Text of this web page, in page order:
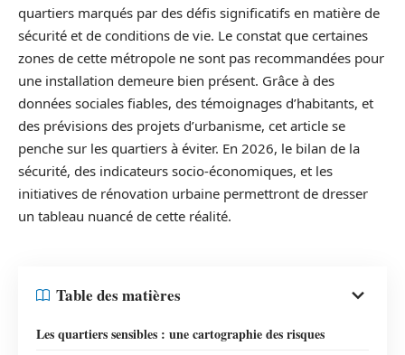
quartiers marqués par des défis significatifs en matière de
sécurité et de conditions de vie. Le constat que certaines
zones de cette métropole ne sont pas recommandées pour
une installation demeure bien présent. Grâce à des
données sociales fiables, des témoignages d’habitants, et
des prévisions des projets d’urbanisme, cet article se
penche sur les quartiers à éviter. En 2026, le bilan de la
sécurité, des indicateurs socio-économiques, et les
initiatives de rénovation urbaine permettront de dresser
un tableau nuancé de cette réalité.
Table des matières
Les quartiers sensibles : une cartographie des risques